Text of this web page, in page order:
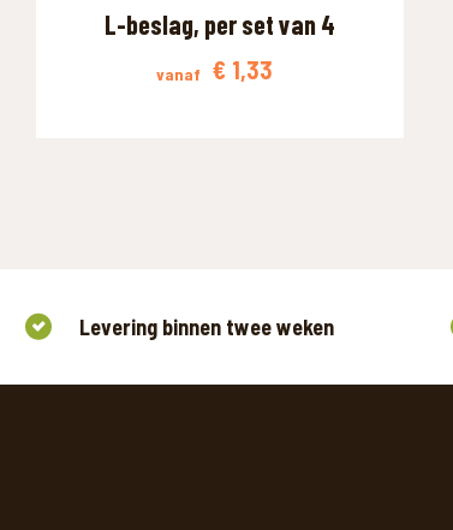
L-beslag, per set van 4
vanaf € 1,33
Levering binnen twee weken